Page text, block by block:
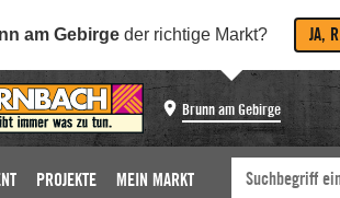
am Gebirge der richtige Markt? JA,
Brunn am Gebirge
PROJEKTE MEIN MARKT